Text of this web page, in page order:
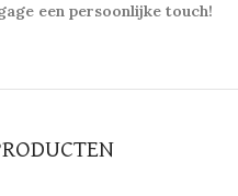
een persoonlijke touch!